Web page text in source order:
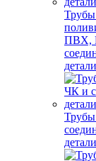
Трубы
ПВХ,
детали
детали